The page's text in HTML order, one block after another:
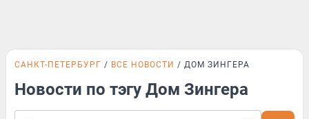
САНКТ-ПЕТЕРБУРГ ВСЕ НОВОСТИ ДОМ ЗИНГЕРА
Новости по тэгу Дом Зингера